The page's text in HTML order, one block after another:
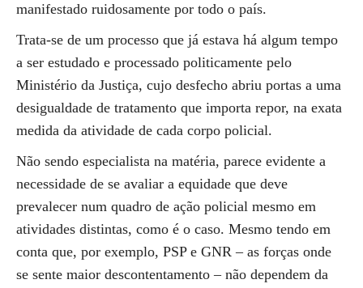
manifestado ruidosamente por todo o país.
Trata-se de um processo que já estava há algum tempo
a ser estudado e processado politicamente pelo
Ministério da Justiça, cujo desfecho abriu portas a uma
desigualdade de tratamento que importa repor, na exata
medida da atividade de cada corpo policial.
Não sendo especialista na matéria, parece evidente a
necessidade de se avaliar a equidade que deve
prevalecer num quadro de ação policial mesmo em
atividades distintas, como é o caso. Mesmo tendo em
conta que, por exemplo, PSP e GNR – as forças onde
se sente maior descontentamento – não dependem da